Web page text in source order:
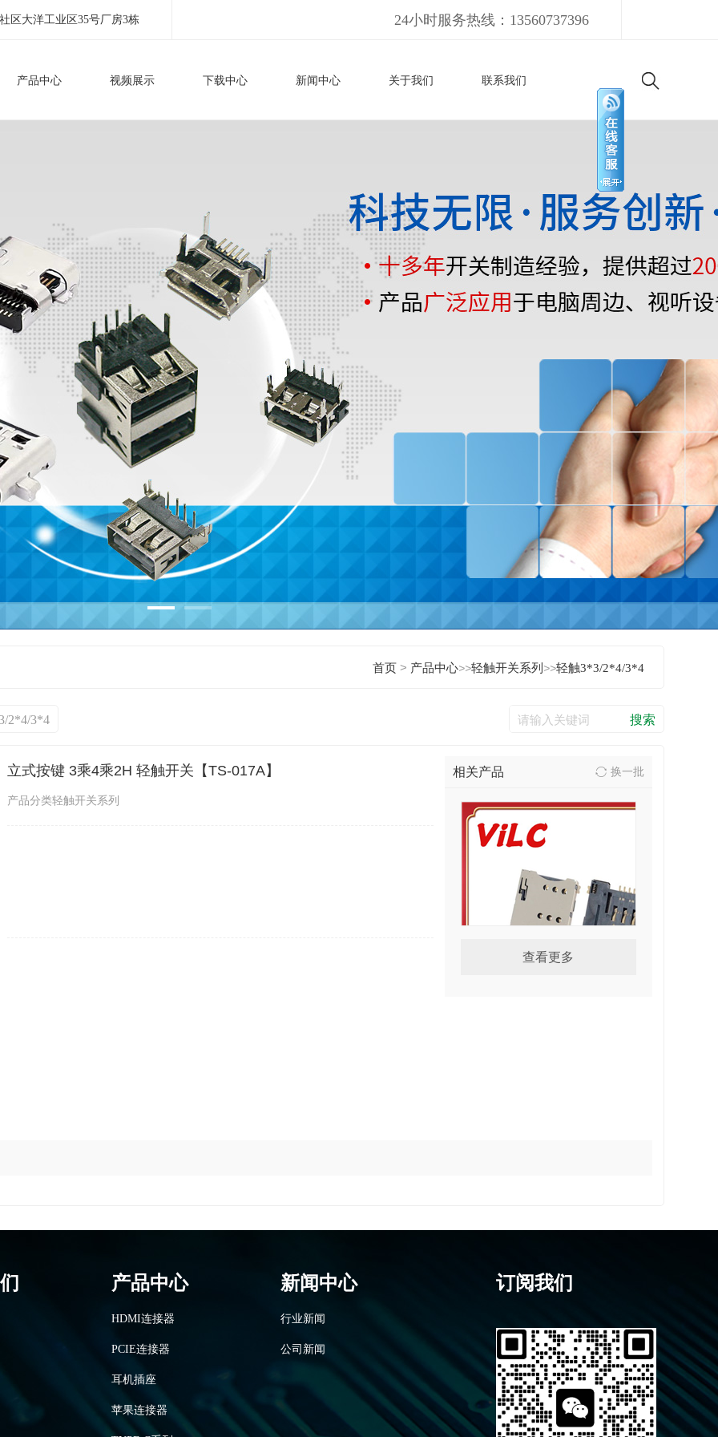
区大洋工业区35号厂房3栋 24小时服务热线：13560737396
产品中心 视频展示 下载中心 新闻中心 关于我们 联系我们
首页> 产品中心>>轻触开关系列 >>轻触3*3/2*4/3*4
2*4/3*4
立式按键 3乘4乘2H 轻触开关【TS-017A】
产品分类轻触开关系列
相关产品 换一批
查看更多
产品中心
HDMI连接器
PCIE连接器
耳机插座
苹果连接器
新闻中心
行业新闻
公司新闻
订阅我们